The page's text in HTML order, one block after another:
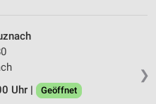
❯
Uhr |
Geöffnet